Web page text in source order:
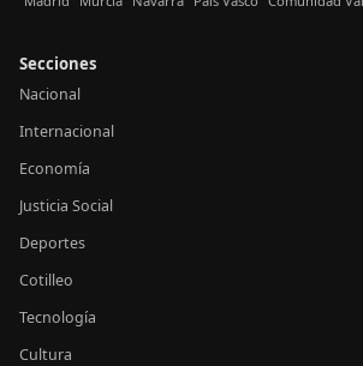
Secciones
Nacional
Internacional
Economía
Justicia Social
Deportes
Cotilleo
Tecnología
Cultura